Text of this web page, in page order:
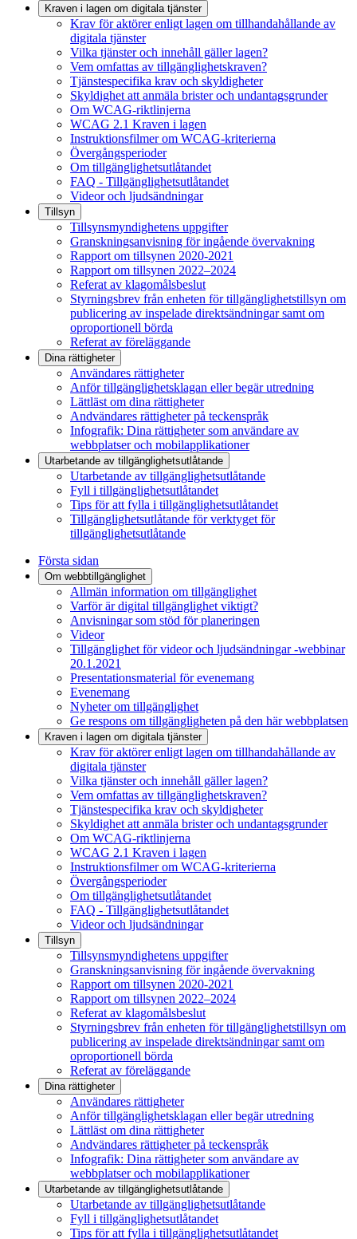
Kraven i lagen om digitala tjänster
Krav för aktörer enligt lagen om tillhandahållande av
digitala tjänster
Vilka tjänster och innehåll gäller lagen?
Vem omfattas av tillgänglighetskraven?
Tjänstespecifika krav och skyldigheter
Skyldighet att anmäla brister och undantagsgrunder
Om WCAG-riktlinjerna
WCAG 2.1 Kraven i lagen
Instruktionsfilmer om WCAG-kriterierna
Övergångsperioder
Om tillgänglighetsutlåtandet
FAQ - Tillgänglighetsutlåtandet
Videor och ljudsändningar
Tillsyn
Tillsynsmyndighetens uppgifter
Granskningsanvisning för ingående övervakning
Rapport om tillsynen 2020-2021
Rapport om tillsynen 2022–2024
Referat av klagomålsbeslut
Styrningsbrev från enheten för tillgänglighetstillsyn om
publicering av inspelade direktsändningar samt om
oproportionell börda
Referat av föreläggande
Dina rättigheter
Användares rättigheter
Anför tillgänglighetsklagan eller begär utredning
Lättläst om dina rättigheter
Andvändares rättigheter på teckenspråk
Infografik: Dina rättigheter som användare av
webbplatser och mobilapplikationer
Utarbetande av tillgänglighets­utlåtande
Utarbetande av tillgänglighetsutlåtande
Fyll i tillgänglighetsutlåtandet
Tips för att fylla i tillgänglighetsutlåtandet
Tillgänglighetsutlåtande för verktyget för
tillgänglighetsutlåtande
Första sidan
Om webbtillgänglighet
Allmän information om tillgänglighet
Varför är digital tillgänglighet viktigt?
Anvisningar som stöd för planeringen
Videor
Tillgänglighet för videor och ljudsändningar -webbinar
20.1.2021
Presentationsmaterial för evenemang
Evenemang
Nyheter om tillgänglighet
Ge respons om tillgängligheten på den här webbplatsen
Kraven i lagen om digitala tjänster
Krav för aktörer enligt lagen om tillhandahållande av
digitala tjänster
Vilka tjänster och innehåll gäller lagen?
Vem omfattas av tillgänglighetskraven?
Tjänstespecifika krav och skyldigheter
Skyldighet att anmäla brister och undantagsgrunder
Om WCAG-riktlinjerna
WCAG 2.1 Kraven i lagen
Instruktionsfilmer om WCAG-kriterierna
Övergångsperioder
Om tillgänglighetsutlåtandet
FAQ - Tillgänglighetsutlåtandet
Videor och ljudsändningar
Tillsyn
Tillsynsmyndighetens uppgifter
Granskningsanvisning för ingående övervakning
Rapport om tillsynen 2020-2021
Rapport om tillsynen 2022–2024
Referat av klagomålsbeslut
Styrningsbrev från enheten för tillgänglighetstillsyn om
publicering av inspelade direktsändningar samt om
oproportionell börda
Referat av föreläggande
Dina rättigheter
Användares rättigheter
Anför tillgänglighetsklagan eller begär utredning
Lättläst om dina rättigheter
Andvändares rättigheter på teckenspråk
Infografik: Dina rättigheter som användare av
webbplatser och mobilapplikationer
Utarbetande av tillgänglighets­utlåtande
Utarbetande av tillgänglighetsutlåtande
Fyll i tillgänglighetsutlåtandet
Tips för att fylla i tillgänglighetsutlåtandet